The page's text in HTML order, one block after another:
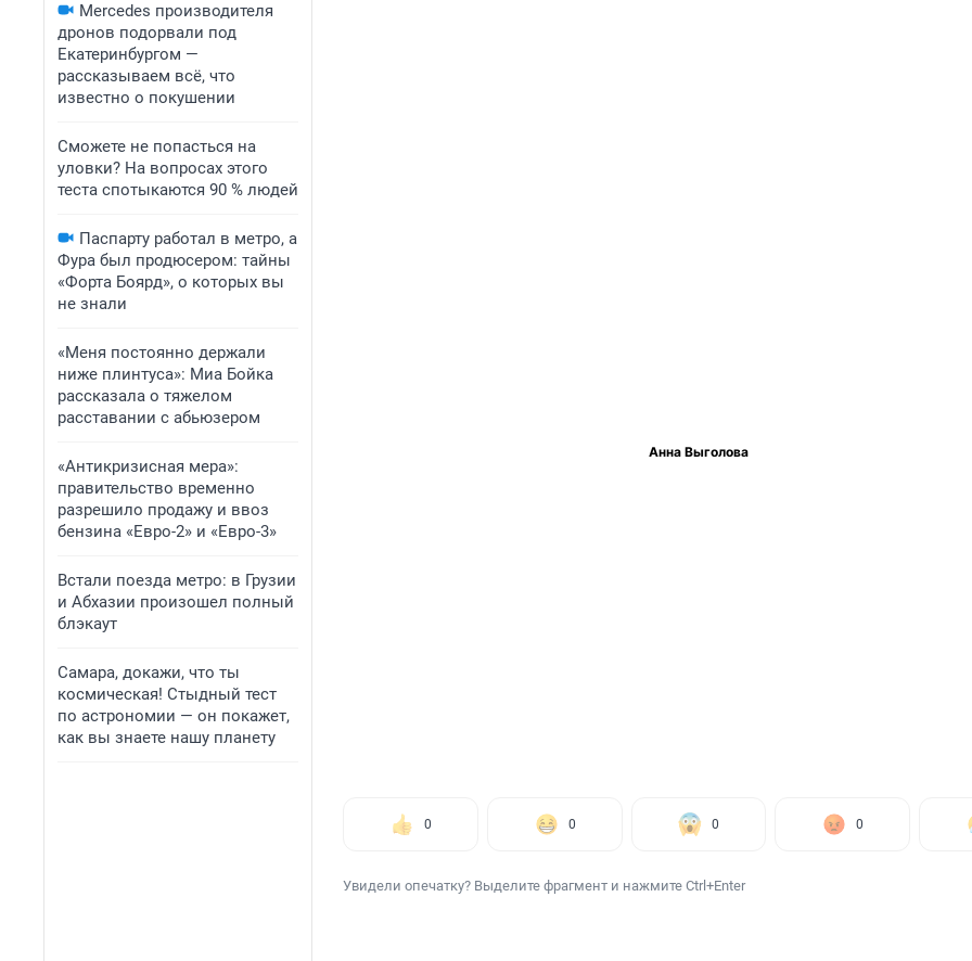
Mercedes производителя
дронов подорвали под
Екатеринбургом —
рассказываем всё, что
известно о покушении
Сможете не попасться на
уловки? На вопросах этого
теста спотыкаются 90 % людей
Паспарту работал в метро, а
Фура был продюсером: тайны
«Форта Боярд», о которых вы
не знали
«Меня постоянно держали
ниже плинтуса»: Миа Бойка
рассказала о тяжелом
расставании с абьюзером
«Антикризисная мера»:
правительство временно
разрешило продажу и ввоз
бензина «Евро-2» и «Евро-3»
Встали поезда метро: в Грузии
и Абхазии произошел полный
блэкаут
Самара, докажи, что ты
космическая! Стыдный тест
по астрономии — он покажет,
как вы знаете нашу планету
Анна Выголова
0 0 0 0
Увидели опечатку? Выделите фрагмент и нажмите Ctrl+Enter